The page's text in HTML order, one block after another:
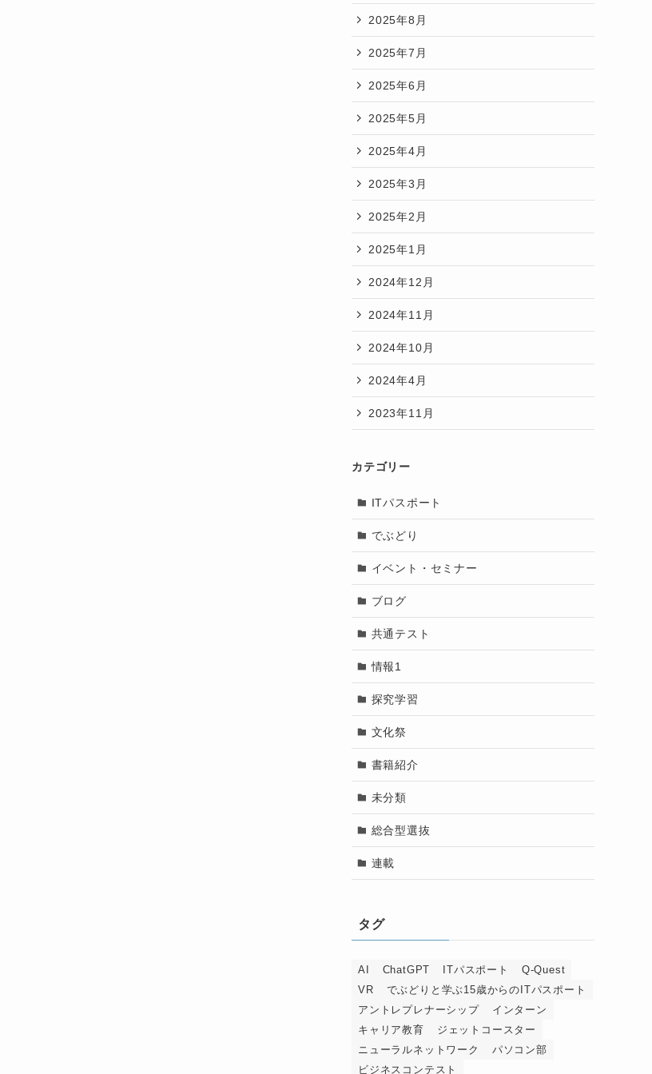
2025年8月
2025年7月
2025年6月
2025年5月
2025年4月
2025年3月
2025年2月
2025年1月
2024年12月
2024年11月
2024年10月
2024年4月
2023年11月
カテゴリー
ITパスポート
でぶどり
イベント・セミナー
ブログ
共通テスト
情報1
探究学習
文化祭
書籍紹介
未分類
総合型選抜
連載
タグ
AI ChatGPT ITパスポート
Q-Quest
VR
でぶどりと学ぶ15歳からのITパスポート
アントレプレナーシップ
インターン
キャリア教育
ジェットコースター
ニューラルネットワーク
パソコン部
ビジネスコンテスト